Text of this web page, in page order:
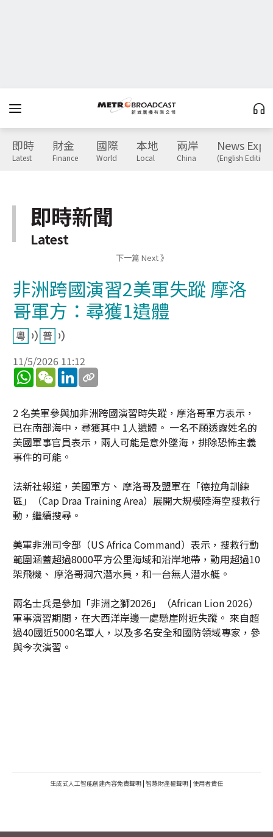
即時
Latest
財金
Finance
國際
World
本地
Local
兩岸
China
News
(English Edition)
即時新聞
Latest
下一篇 Next 》
非洲跨國演習2美軍失蹤 摩洛
哥軍方：尋獲1遺體
11/5/2026 11:12
WhatsApp
WeChatLinkedIn
2 名美軍參與加非洲跨國演習時失蹤，摩洛哥軍方表示，
已在南部海中，尋獲其中 1人遺體。 一名不願透露姓名的
美國軍事官員表示，兩人可能是意外墜海，排除恐怖主義
事件的可能。
法新社報道，美國軍方、 摩洛哥及盟軍在「德拉角訓練
區」（Cap Draa Training Area）展開大規模陸海空搜救行
動，繼續搜尋。
美軍非洲司令部（US Africa Command）表示，搜救行動
範圍涵蓋超過8000平方公里海域和沿岸地帶，動用超過10
架飛機、 摩洛哥洞穴潛水員，和一台無人潛水艇。
兩名士兵是參加「非洲之獅2026」（African Lion 2026）
軍事演習期間，在大西洋岸邊一處懸崖附近失蹤。 來自超
過40國近5000名軍人，以及多名安全和國防領域專家，參
與今次演習。
生成式人工智能創建內容免責聲明 | 智慧財產權聲明 | 使用者責任